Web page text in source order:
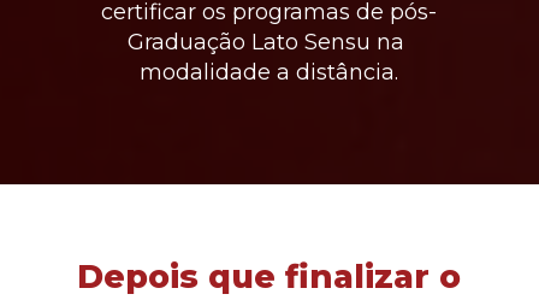
certificar os programas de pós-
Graduação Lato Sensu na
modalidade a distância.
Depois que finalizar o